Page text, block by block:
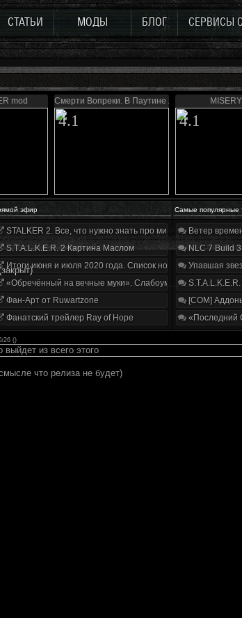
СТАТЬИ МОДЫ БЛОГ СЕРВИСЫ
mod Смерти Вопреки. В Паутине лжи
4.1 4.1
эфир Самые популярные
STALKER 2. Все, что нужно знать про мир, геймплей и
S.T.A.L.K.E.R. 2 Картина Маслом
Итоги июня и июля 2020 года. Список нововведений
«Обречённый на вечные муки». Слабоумие и отвага
Фан-Арт от Ruwartzone
Фанатский трейлер Ray of Hope
Ветер
NLC 7 Build
Упавшая
[COM]
«Последний
()
выйдет из всего этого
что релиза не будет)